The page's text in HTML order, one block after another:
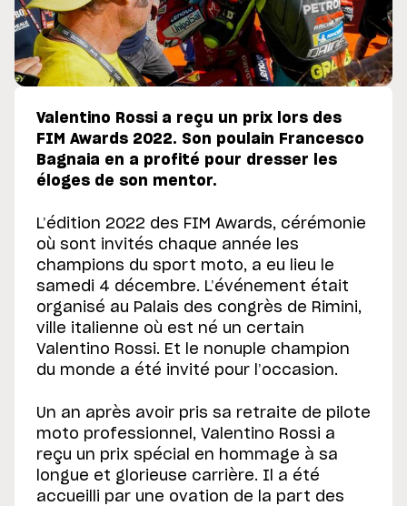
Valentino Rossi a reçu un prix lors des
FIM Awards 2022. Son poulain Francesco
Bagnaia en a profité pour dresser les
éloges de son mentor.
L’édition 2022 des FIM Awards, cérémonie
où sont invités chaque année les
champions du sport moto, a eu lieu le
samedi 4 décembre. L’événement était
organisé au Palais des congrès de Rimini,
ville italienne où est né un certain
Valentino Rossi. Et le nonuple champion
du monde a été invité pour l’occasion.
Un an après avoir pris sa retraite de pilote
moto professionnel, Valentino Rossi a
reçu un prix spécial en hommage à sa
longue et glorieuse carrière. Il a été
accueilli par une ovation de la part des